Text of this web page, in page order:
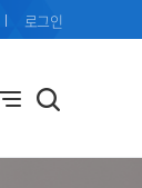
로그인